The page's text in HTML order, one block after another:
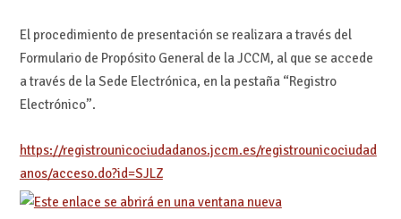
El procedimiento de presentación se realizara a través del
Formulario de Propósito General de la JCCM, al que se accede
a través de la Sede Electrónica, en la pestaña “Registro
Electrónico”.
https://registrounicociudadanos.jccm.es/registrounicociudad
anos/acceso.do?id=SJLZ